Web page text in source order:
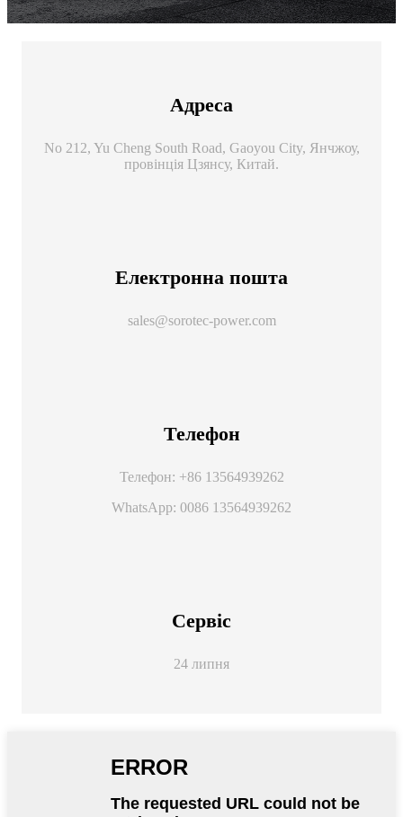
Адреса
No 212, Yu Cheng South Road, Gaoyou City, Янчжоу,
провінція Цзянсу, Китай.
Електронна пошта
sales@sorotec-power.com
Телефон
Телефон: +86 13564939262
WhatsApp: 0086 13564939262
Сервіс
24 липня